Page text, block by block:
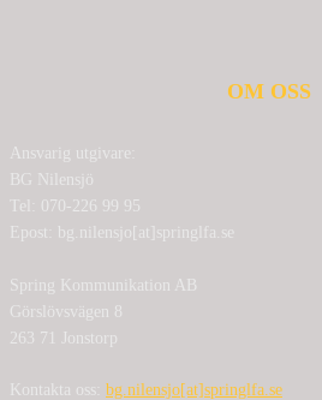
OM OSS
Ansvarig utgivare:
BG Nilensjö
Tel: 070-226 99 95
Epost: bg.nilensjo[at]springlfa.se
Spring Kommunikation AB
Görslövsvägen 8
263 71 Jonstorp
Kontakta oss: bg.nilensjo[at]springlfa.se